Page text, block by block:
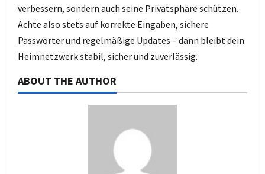
verbessern, sondern auch seine Privatsphäre schützen.
Achte also stets auf korrekte Eingaben, sichere
Passwörter und regelmäßige Updates – dann bleibt dein
Heimnetzwerk stabil, sicher und zuverlässig.
ABOUT THE AUTHOR